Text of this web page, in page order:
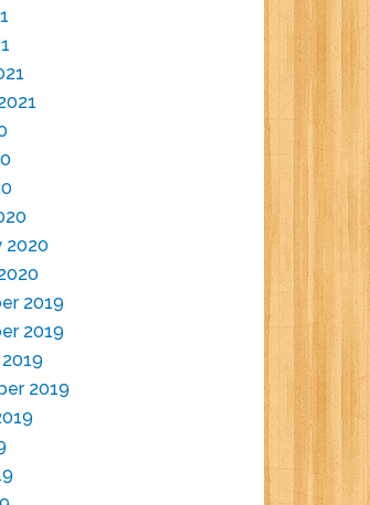
2020
2019
2019
2019